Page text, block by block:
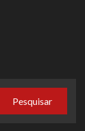
Pesquisar